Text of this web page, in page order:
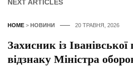
NEXT ARTICLES
HOME > НОВИНИ 20 ТРАВНЯ, 2026
Захисник із
відзнаку Міністра